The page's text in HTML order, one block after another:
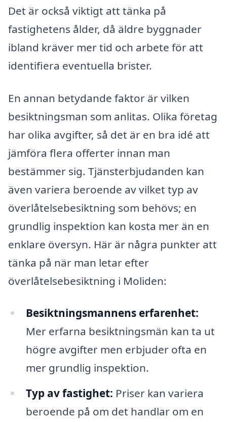
Det är också viktigt att tänka på
fastighetens ålder, då äldre byggnader
ibland kräver mer tid och arbete för att
identifiera eventuella brister.
En annan betydande faktor är vilken
besiktningsman som anlitas. Olika företag
har olika avgifter, så det är en bra idé att
jämföra flera offerter innan man
bestämmer sig. Tjänsterbjudanden kan
även variera beroende av vilket typ av
överlåtelsebesiktning som behövs; en
grundlig inspektion kan kosta mer än en
enklare översyn. Här är några punkter att
tänka på när man letar efter
överlåtelsebesiktning i Moliden:
Besiktningsmannens erfarenhet:
Mer erfarna besiktningsmän kan ta ut
högre avgifter men erbjuder ofta en
mer grundlig inspektion.
Typ av fastighet: Priser kan variera
beroende på om det handlar om en